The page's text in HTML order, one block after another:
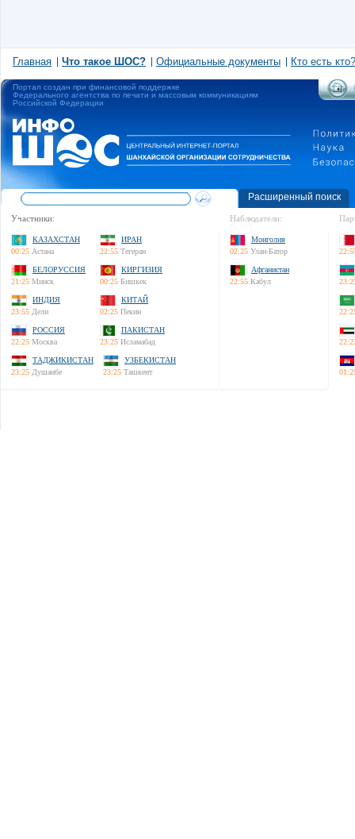
Главная Что такое ШОС? Официальные документы Кто есть кто?
Портал создан при финансовой поддержке
Федерального агентства по печати и массовым коммуникациям
Российской Федерации
Расширенный поиск
Участники:
КАЗАХСТАН
00:25 Астана
ИРАН
22:55 Тегеран
БЕЛОРУССИЯ
21:25 Минск
КИРГИЗИЯ
00:25 Бишкек
ИНДИЯ
23:55 Дели
КИТАЙ
02:25 Пекин
РОССИЯ
22:25 Москва
ПАКИСТАН
23:25 Исламабад
ТАДЖИКИСТАН
23:25 Душанбе
УЗБЕКИСТАН
23:25 Ташкент
Наблюдатели:
Монголия
02:25 Улан-Батор
Афганистан
22:55 Кабул